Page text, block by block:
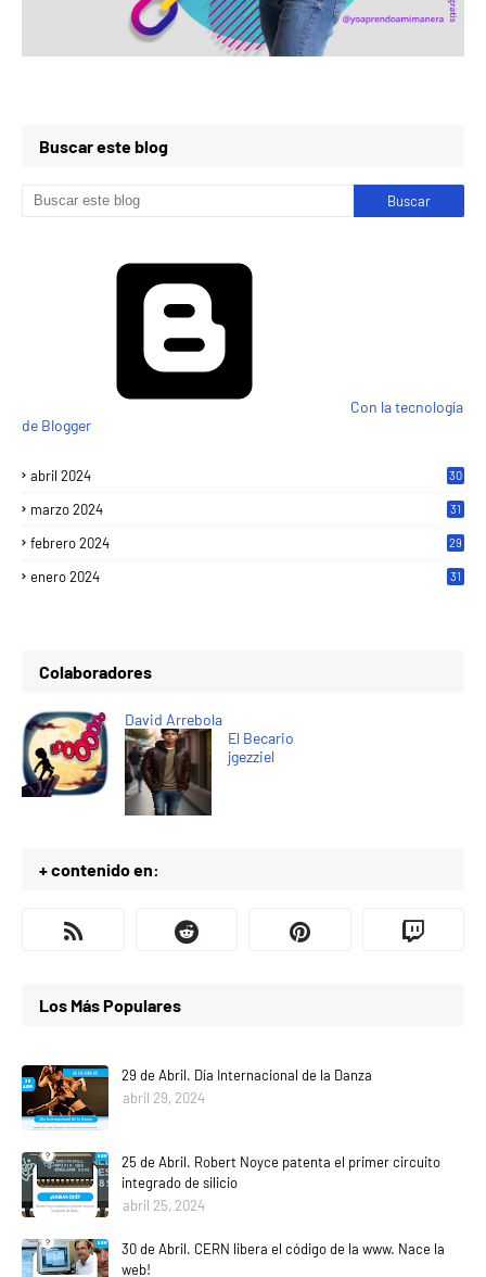
Buscar este blog
Con la tecnología
de Blogger
abril 2024 30
marzo 2024 31
febrero 2024 29
enero 2024 31
Colaboradores
David Arrebola
El Becario
jgezziel
+ contenido en:
Los Más Populares
29 de Abril. Día Internacional de la Danza
abril 29, 2024
25 de Abril. Robert Noyce patenta el primer circuito
integrado de silicio
abril 25, 2024
30 de Abril. CERN libera el código de la www. Nace la
web!